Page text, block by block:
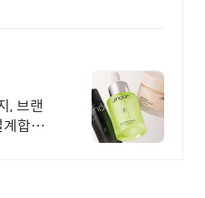
, 브랜
합니